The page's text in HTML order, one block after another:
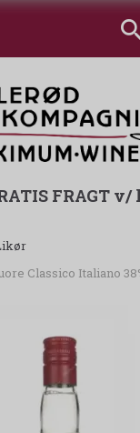
FRAGT v/
Classico Italiano